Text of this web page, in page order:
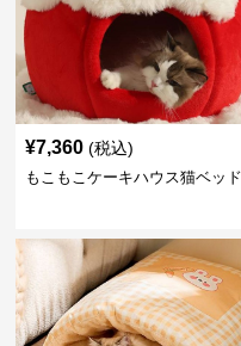
¥7,360 (税込)
もこもこケーキハウス猫ベッド